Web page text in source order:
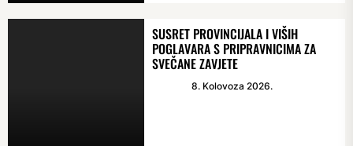
SUSRET PROVINCIJALA I VIŠIH
POGLAVARA S PRIPRAVNICIMA ZA
SVEČANE ZAVJETE
8. Kolovoza 2026.